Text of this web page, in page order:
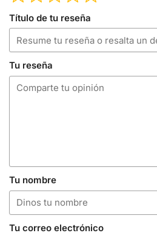
Título de tu reseña
Tu reseña
Tu nombre
Tu correo electrónico